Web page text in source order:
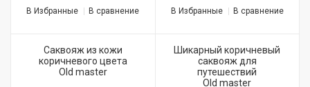
В Избранные В сравнение В Избранные В сравнение
Саквояж из кожи
коричневого цвета
Old master
Шикарный коричневый
саквояж для
путешествий
Old master